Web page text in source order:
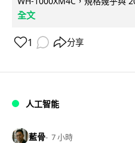
全文
1 分享
人工智能
藍骨 7 小時